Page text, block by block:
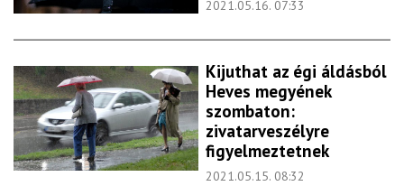
2021.05.16. 07:33
Kijuthat az égi áldásból
Heves megyének
szombaton:
zivatarveszélyre
figyelmeztetnek
2021.05.15. 08:32